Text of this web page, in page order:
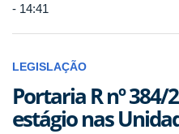
- 14:41
LEGISLAÇÃO
Portaria R nº 384/
estágio nas